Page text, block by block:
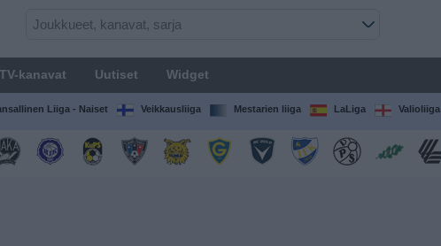
TV-kanavat Uutiset Widget
Liiga - Naiset Veikkausliiga Mestarien liiga LaLiga Valioliiga